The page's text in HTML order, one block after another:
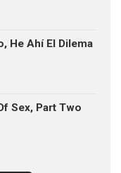
He Ahí El Dilema
Sex, Part Two